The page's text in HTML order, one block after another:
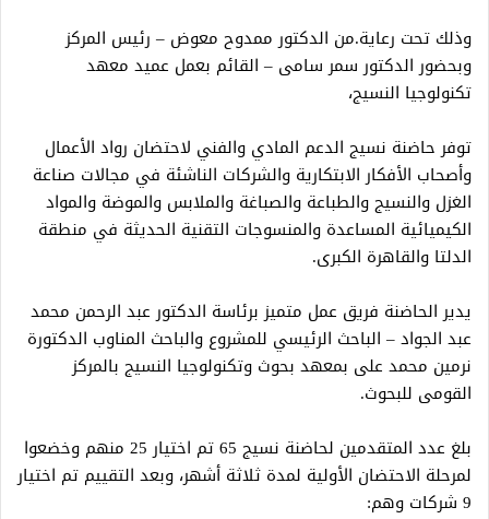
وذلك تحت رعاية.من الدكتور ممدوح معوض – رئيس المركز
وبحضور الدكتور سمر سامى – القائم بعمل عميد معهد
تكنولوجيا النسيج،
توفر حاضنة نسيج الدعم المادي والفني لاحتضان رواد الأعمال
وأصحاب الأفكار الابتكارية والشركات الناشئة في مجالات صناعة
الغزل والنسيج والطباعة والصباغة والملابس والموضة والمواد
الكيميائية المساعدة والمنسوجات التقنية الحديثة في منطقة
الدلتا والقاهرة الكبرى.
يدير الحاضنة فريق عمل متميز برئاسة الدكتور عبد الرحمن محمد
عبد الجواد – الباحث الرئيسي للمشروع والباحث المناوب الدكتورة
نرمين محمد على بمعهد بحوث وتكنولوجيا النسيج بالمركز
القومى للبحوث.
بلغ عدد المتقدمين لحاضنة نسيج 65 تم اختيار 25 منهم وخضعوا
لمرحلة الاحتضان الأولية لمدة ثلاثة أشهر، وبعد التقييم تم اختيار
9 شركات وهم: